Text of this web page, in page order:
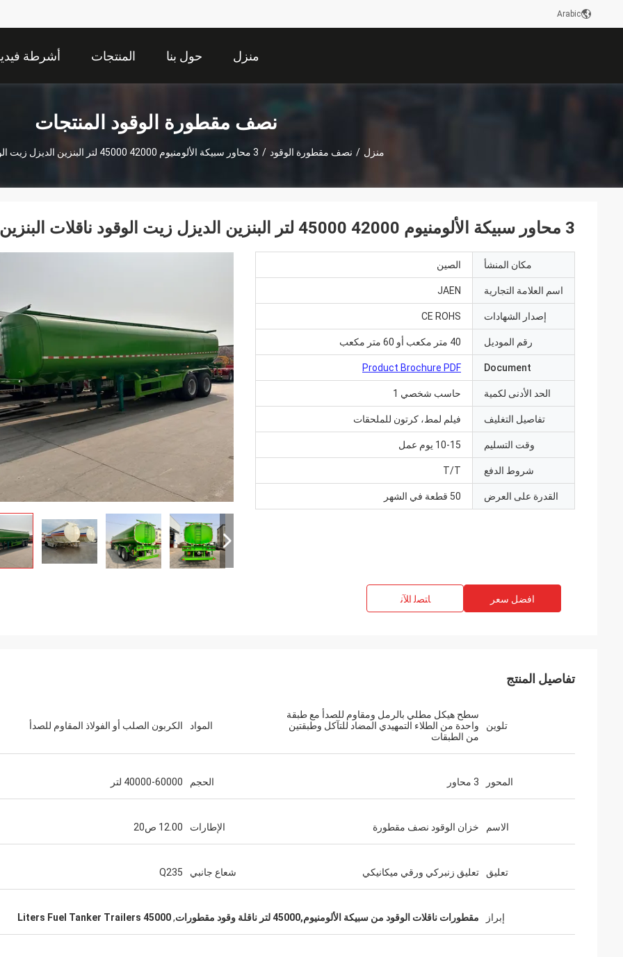
Arabic
منزل حول بنا المنتجات أشرطة
نصف مقطورة الوقود المنتجات
منزل / نصف مقطورة الوقود / 3 محاور سبيكة الألومنيوم 42000 45000 لتر البنزين الديزل زيت الوقود ناقلات البنزين
3 محاور سبيكة الألومنيوم 42000 45000 لتر البنزين الديزل زيت الوقود ناقلات البنزين
مكان المنشأ الصين
اسم العلامة التجارية JAEN
إصدار الشهادات CE ROHS
رقم الموديل 40 متر مكعب أو 60 متر مكعب
Document
Product Brochure PDF
الحد الأدنى لكمية حاسب شخصي 1
تفاصيل التغليف فيلم لمط، كرتون للملحقات
وقت التسليم 10-15 يوم عمل
شروط الدفع T/T
القدرة على العرض 50 قطعة في الشهر
افضل سعر ﺎﺘﺼﻟ ﺍﻶﻧ
تفاصيل المنتج
تلوين
سطح هيكل مطلي بالرمل ومقاوم للصدأ مع طبقة
واحدة من الطلاء التمهيدي المضاد للتآكل وطبقتين
من الطبقات
المواد الكربون الصلب أو الفولاذ المقاوم للصدأ
المحور 3 محاور الحجم 40000-60000 لتر
الاسم خزان الوقود نصف مقطورة الإطارات 12.00 ص20
تعليق تعليق زنبركي ورقي ميكانيكي شعاع جانبي Q235
إبراز مقطورات ناقلات الوقود من سبيكة الألومنيوم,45000 لتر ناقلة وقود مقطورات ,
45000 Liters Fuel Tanker Trailers